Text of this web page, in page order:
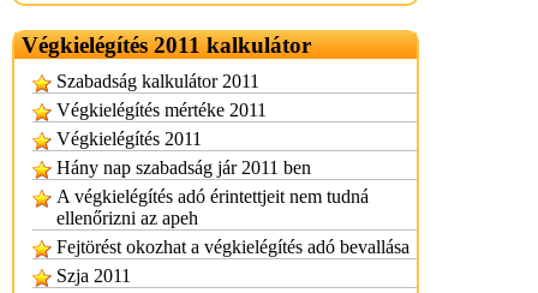
Végkielégítés 2011 kalkulátor
Szabadság kalkulátor 2011
Végkielégítés mértéke 2011
Végkielégítés 2011
Hány nap szabadság jár 2011 ben
A végkielégítés adó érintettjeit nem tudná
ellenőrizni az apeh
Fejtörést okozhat a végkielégítés adó bevallása
Szja 2011